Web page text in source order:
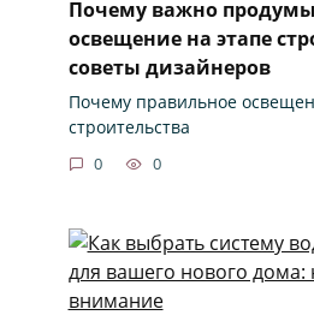
Почему важно
освещение на этапе
советы дизайнеров
Почему правильное
строительства
0 0